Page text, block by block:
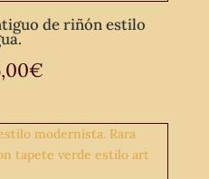
de riñón estilo
€